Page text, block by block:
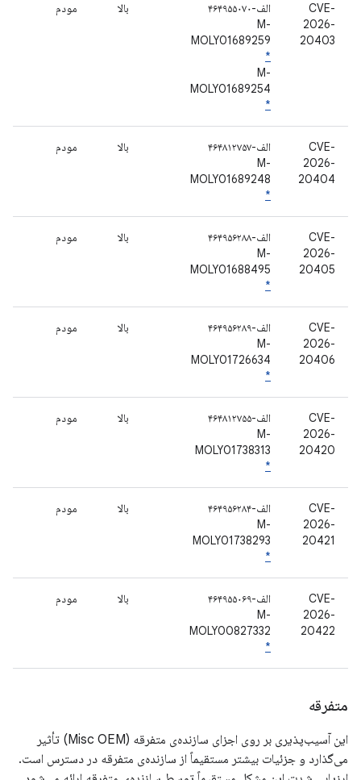
CVE-
2026-
20403
الف-۴۶۴۹۵۵۰۷۰
M-
MOLY01689259
*
M-
MOLY01689254
*
بالا مودم
CVE-
2026-
20404
الف-۴۶۴۸۱۲۷۵۷
M-
MOLY01689248
*
بالا مودم
CVE-
2026-
20405
الف-۴۶۴۹۵۶۲۸۸
M-
MOLY01688495
*
بالا مودم
CVE-
2026-
20406
الف-۴۶۴۹۵۶۲۸۹
M-
MOLY01726634
*
بالا مودم
CVE-
2026-
20420
الف-۴۶۴۸۱۲۷۵۵
M-
MOLY01738313
*
بالا مودم
CVE-
2026-
20421
الف-۴۶۴۹۵۶۲۸۴
M-
MOLY01738293
*
بالا مودم
CVE-
2026-
20422
الف-۴۶۴۹۵۵۰۶۹
M-
MOLY00827332
*
بالا مودم
متفرقه
این آسیب‌پذیری بر روی اجزای سازنده‌ی متفرقه (Misc OEM) تأثیر
می‌گذارد و جزئیات بیشتر مستقیماً از سازنده‌ی متفرقه در دسترس است.